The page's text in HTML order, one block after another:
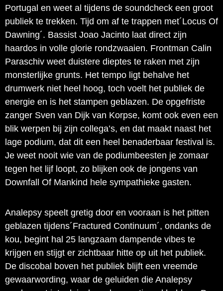
Portugal en weet al tijdens de soundcheck een groot
publiek te trekken. Tijd om af te trappen met´Locus Of
Dawning´. Bassist Joao Jacinto laat direct zijn
haardos in volle glorie rondzwaaien. Frontman Calin
Paraschiv weet duistere dieptes te raken met zijn
monsterlijke grunts. Het tempo ligt behalve het
drumwerk niet heel hoog, toch voelt het publiek de
energie en is het stampen geblazen. De opgefriste
zanger Sven van Dijk van Korpse, komt ook even een
blik werpen bij zijn collega’s, en dat maakt naast het
lage podium, dat dit een heel benaderbaar festival is.
Je weet nooit wie van de podiumbeesten je zomaar
tegen het lijf loopt, zo blijken ook de jongens van
Downfall Of Mankind hele sympathieke gasten.
Analepsy speelt gretig door en vooraan is het pitten
geblazen tijdens´Fractured Continuum´, ondanks de
kou, begint hal 25 langzaam dampende vibes te
krijgen en stijgt er zichtbaar hitte op uit het publiek.
De discobal boven het publiek blijft een vreemde
gewaarwording, waar de geluiden die Analepsy